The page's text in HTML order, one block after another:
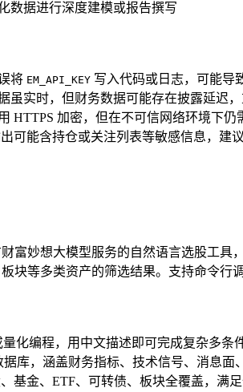
数据进行深度建模或报告撰写
将 EM_API_KEY 写入代码或日志，可能导
虽实时，但财务数据可能存在披露延迟，
HTTPS 加密，但在不可信网络环境下
可能含持仓或关注列表等敏感信息，建
财富妙想大模型服务的自然语言选股工
块等多类资产的筛选结果。支持命令行
量化编程，用中文描述即可完成复杂多条
据库，涵盖财务指标、技术信号、消息面
基金、ETF、可转债、板块全覆盖，满足